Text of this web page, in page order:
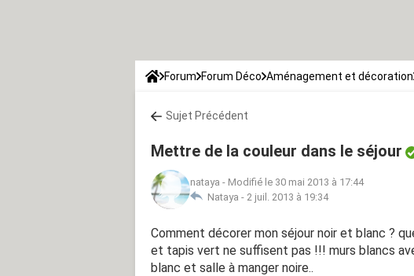
Forum Forum Déco Aménagement et décoration
Sujet Précédent
Mettre de la couleur dans le séjour
nataya - Modifié le 30 mai 2013 à 17:44
Nataya - 2 juil. 2013 à 19:34
Comment décorer mon séjour noir et blanc ?
et tapis vert ne suffisent pas !!! murs blancs
blanc et salle à manger noire..